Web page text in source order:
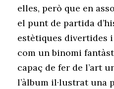
elles, però que en
el punt de partida
estètiques divertides
com un binomi
capaç de fer de l’art
l’àlbum il·lustrat una